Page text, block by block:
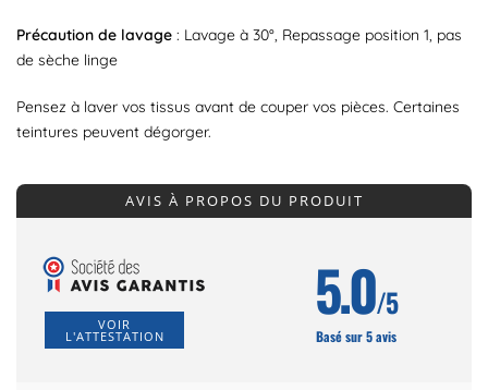
Précaution de lavage : Lavage à 30°, Repassage position 1, pas
de sèche linge
Pensez à laver vos tissus avant de couper vos pièces. Certaines
teintures peuvent dégorger.
AVIS À PROPOS DU PRODUIT
VOIR
L'ATTESTATION
5.0/5
Basé sur 5 avis